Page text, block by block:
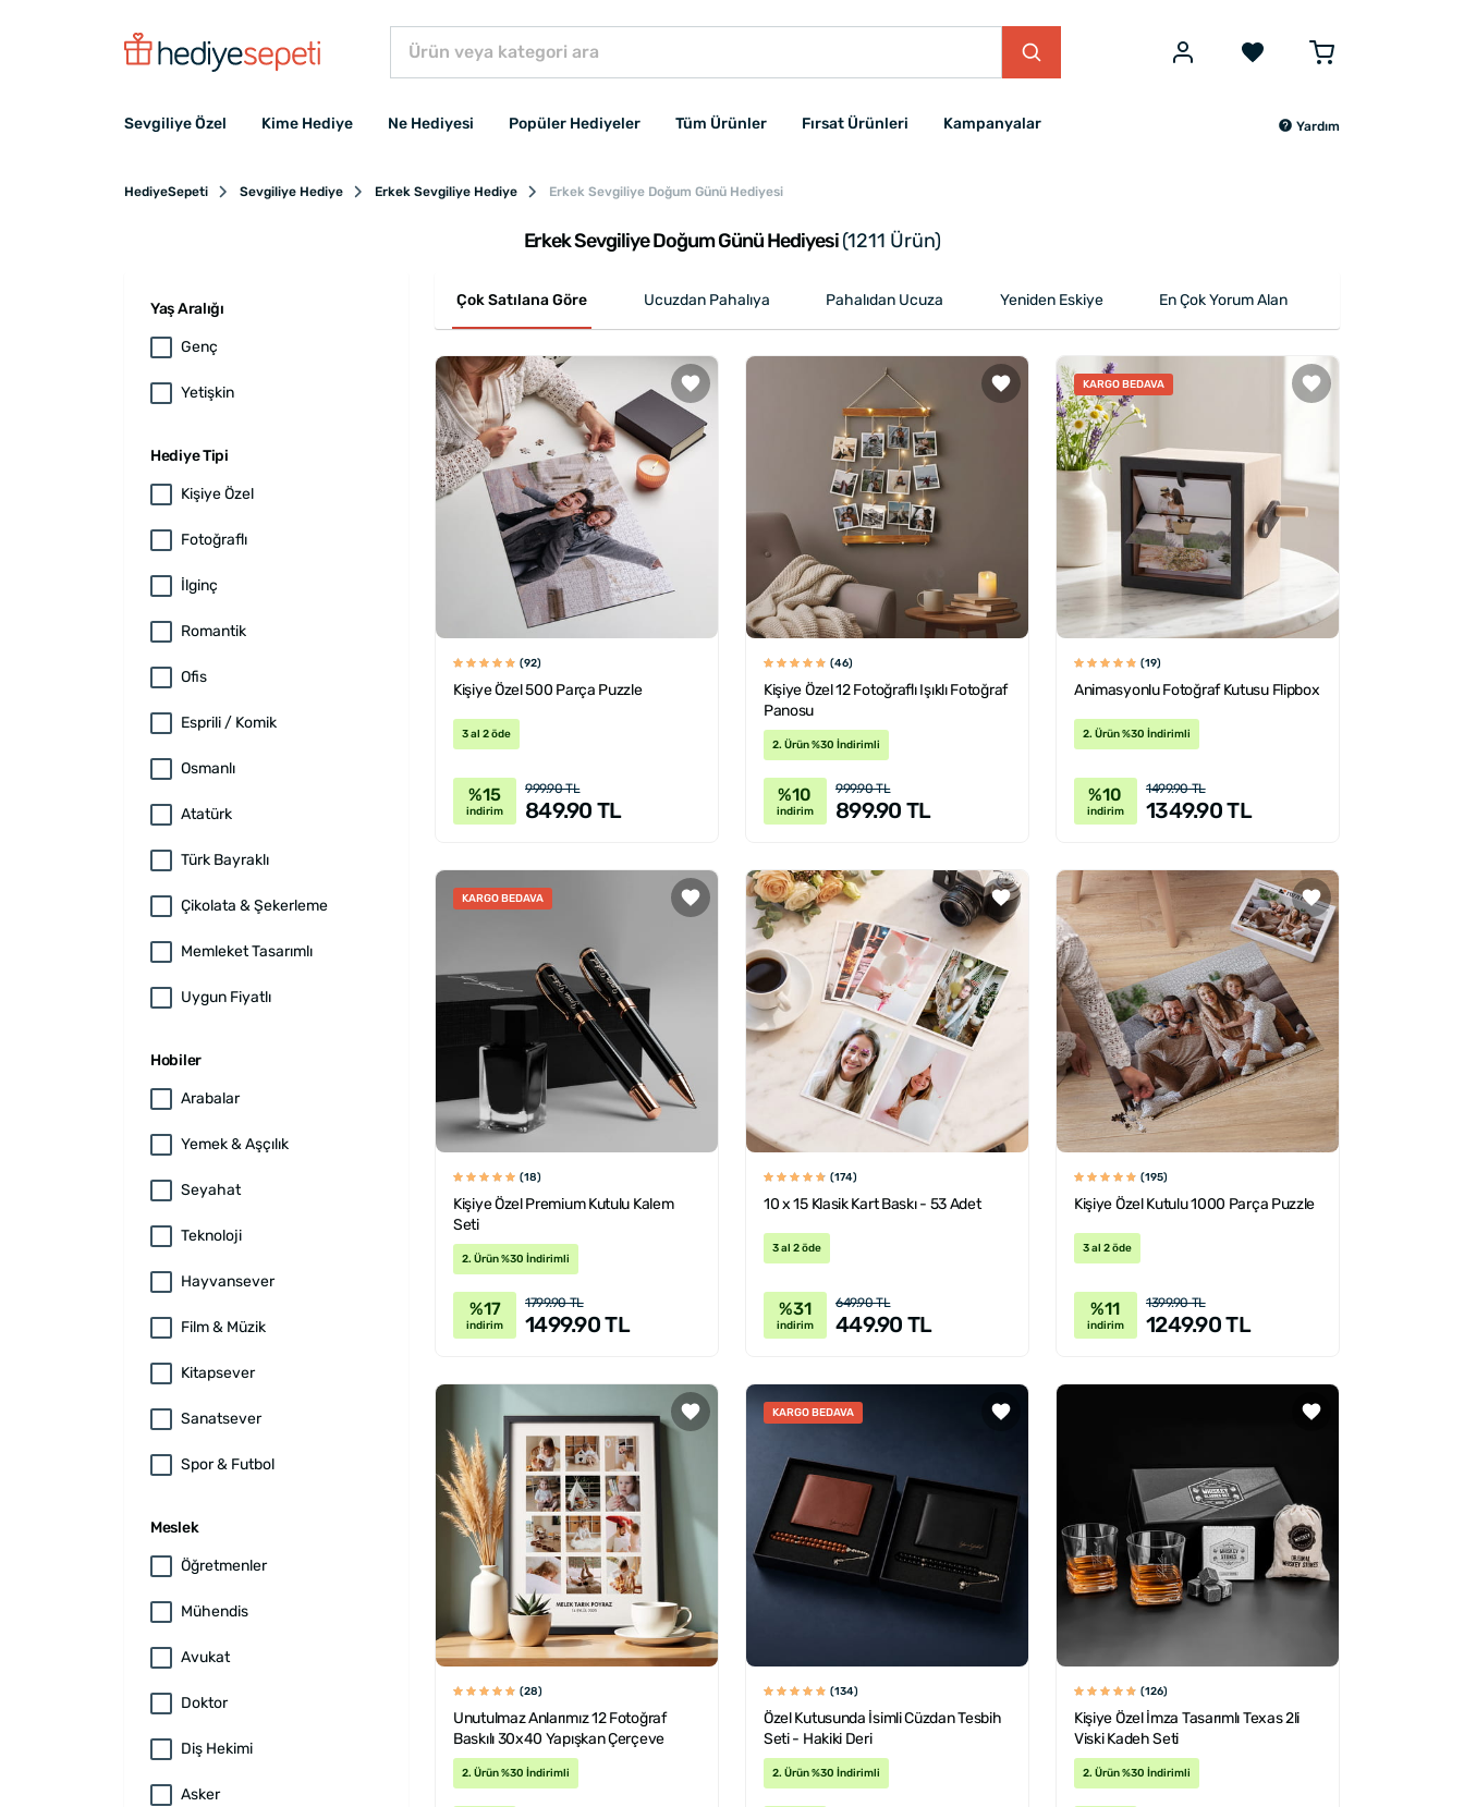
Sevgiliye Özel Kime Hediye Ne Hediyesi Popüler Hediyeler Tüm Ürünler Fırsat Ürünleri Kampanyalar Yardım
HediyeSepeti Sevgiliye Hediye Erkek Sevgiliye Hediye Erkek Sevgiliye Doğum Günü Hediyesi
Erkek Sevgiliye Doğum Günü Hediyesi (1211 Ürün)
Yaş Aralığı
Genç
Yetişkin
Hediye Tipi
Kişiye Özel
Fotoğraflı
İlginç
Romantik
Ofis
Esprili / Komik
Osmanlı
Atatürk
Türk Bayraklı
Çikolata & Şekerleme
Memleket Tasarımlı
Uygun Fiyatlı
Hobiler
Arabalar
Yemek & Aşçılık
Seyahat
Teknoloji
Hayvansever
Film & Müzik
Kitapsever
Sanatsever
Spor & Futbol
Meslek
Öğretmenler
Mühendis
Avukat
Doktor
Diş Hekimi
Asker
Çok Satılana Göre Ucuzdan Pahalıya Pahalıdan Ucuza Yeniden Eskiye En Çok Yorum Alan
(92)
Kişiye Özel 500 Parça Puzzle
3 al 2 öde
%15
indirim
999.90 TL
849.90 TL
(46)
Kişiye Özel 12 Fotoğraflı Işıklı Fotoğraf
Panosu
2. Ürün %30 İndirimli
%10
indirim
999.90 TL
899.90 TL
KARGO BEDAVA
(19)
Animasyonlu Fotoğraf Kutusu Flipbox
2. Ürün %30 İndirimli
%10
indirim
1499.90 TL
1349.90 TL
KARGO BEDAVA
(18)
Kişiye Özel Premium Kutulu Kalem
Seti
2. Ürün %30 İndirimli
%17
indirim
1799.90 TL
1499.90 TL
(174)
10 x 15 Klasik Kart Baskı - 53 Adet
3 al 2 öde
%31
indirim
649.90 TL
449.90 TL
(195)
Kişiye Özel Kutulu 1000 Parça Puzzle
3 al 2 öde
%11
indirim
1399.90 TL
1249.90 TL
(28)
Unutulmaz Anlarımız 12 Fotoğraf
Baskılı 30x40 Yapışkan Çerçeve
2. Ürün %30 İndirimli
KARGO BEDAVA
(134)
Özel Kutusunda İsimli Cüzdan Tesbih
Seti - Hakiki Deri
2. Ürün %30 İndirimli
(126)
Kişiye Özel İmza Tasarımlı Texas 2li
Viski Kadeh Seti
2. Ürün %30 İndirimli